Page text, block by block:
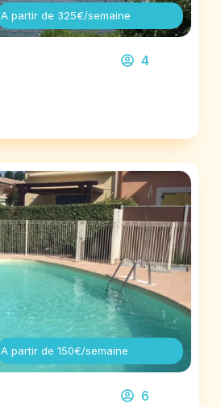
A partir de 325€/semaine
4
A partir de 150€/semaine
6